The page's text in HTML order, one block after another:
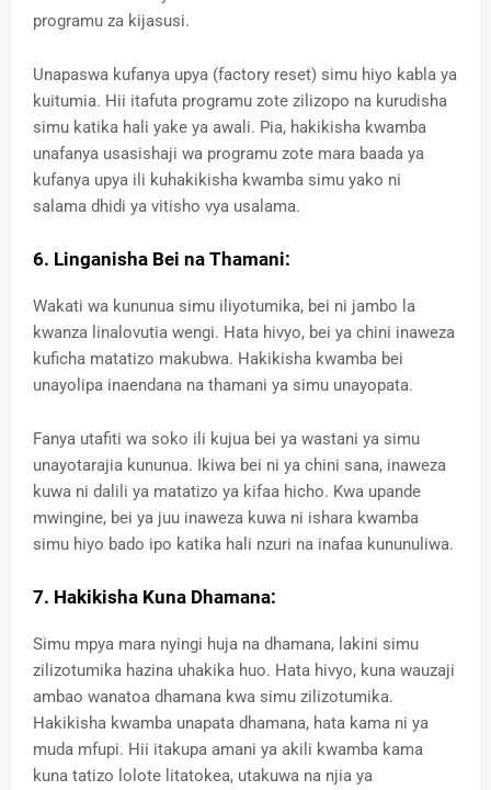
programu za kijasusi.
Unapaswa kufanya upya (factory reset) simu hiyo kabla ya
kuitumia. Hii itafuta programu zote zilizopo na kurudisha
simu katika hali yake ya awali. Pia, hakikisha kwamba
unafanya usasishaji wa programu zote mara baada ya
kufanya upya ili kuhakikisha kwamba simu yako ni
salama dhidi ya vitisho vya usalama.
6. Linganisha Bei na Thamani:
Wakati wa kununua simu iliyotumika, bei ni jambo la
kwanza linalovutia wengi. Hata hivyo, bei ya chini inaweza
kuficha matatizo makubwa. Hakikisha kwamba bei
unayolipa inaendana na thamani ya simu unayopata.
Fanya utafiti wa soko ili kujua bei ya wastani ya simu
unayotarajia kununua. Ikiwa bei ni ya chini sana, inaweza
kuwa ni dalili ya matatizo ya kifaa hicho. Kwa upande
mwingine, bei ya juu inaweza kuwa ni ishara kwamba
simu hiyo bado ipo katika hali nzuri na inafaa kununuliwa.
7. Hakikisha Kuna Dhamana:
Simu mpya mara nyingi huja na dhamana, lakini simu
zilizotumika hazina uhakika huo. Hata hivyo, kuna wauzaji
ambao wanatoa dhamana kwa simu zilizotumika.
Hakikisha kwamba unapata dhamana, hata kama ni ya
muda mfupi. Hii itakupa amani ya akili kwamba kama
kuna tatizo lolote litatokea, utakuwa na njia ya